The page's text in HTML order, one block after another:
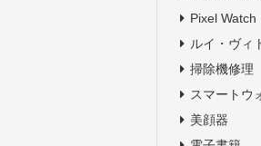
Pixel Watch
ルイ・ヴィ
掃除機修理
スマートウ
美顔器